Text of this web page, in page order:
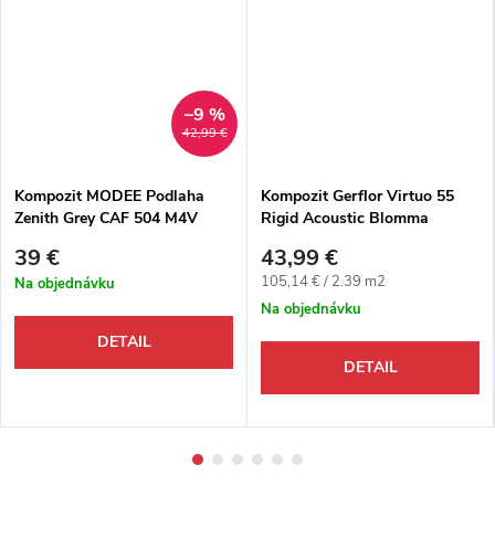
42,99 €
–9 %
Kompozit MODEE Podlaha
Zenith Grey CAF 504 M4V
39 €
Na objednávku
DETAIL
Kompozit Gerflor Virtuo 55
Rigid Acoustic Blomma
43,99 €
Jednotková cena:
105,14 € / 2.39 m2
Na objednávku
DETAIL